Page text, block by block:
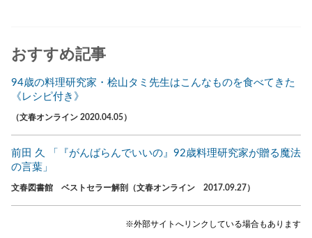
おすすめ記事
94歳の料理研究家・桧山タミ先生はこんなものを食べてきた
《レシピ付き》
（文春オンライン 2020.04.05）
前田 久 「『がんばらんでいいの』92歳料理研究家が贈る魔法
の言葉」
文春図書館 ベストセラー解剖（文春オンライン 2017.09.27）
※外部サイトへリンクしている場合もあります